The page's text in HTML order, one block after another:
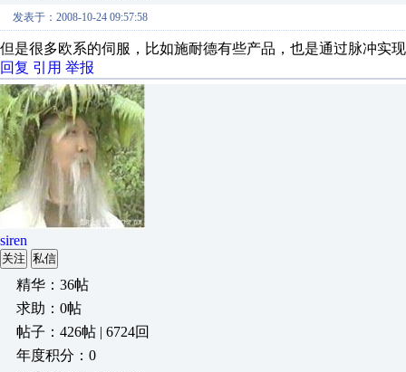
发表于：2008-10-24 09:57:58
但是很多欧系的伺服，比如施耐德有些产品，也是通过脉冲实
回复 引用 举报
siren
关注 私信
精华：36帖
求助：0帖
帖子：426帖 | 6724回
年度积分：0